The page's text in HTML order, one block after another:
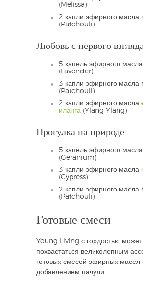
(Melissa)
2 капли эфирного масла
(Patchouli)
Любовь с первого
5 капель эфирного масла
(Lavender)
3 капли эфирного масла
(Patchouli)
2 капли эфирного масла
иланга (Ylang Ylang)
Прогулка на природе
5 капель эфирного масла
(Geranium)
3 капли эфирного масла
(Cypress)
2 капли эфирного масла
(Patchouli)
Готовые смеси
Young Living с гордостью может
похвастаться великолепным
готовых смесей эфирных масел
добавлением пачули.